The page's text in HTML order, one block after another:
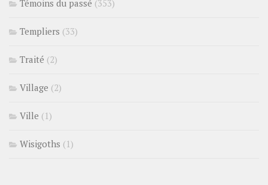
Témoins du passé (353)
Templiers (33)
Traité (2)
Village (2)
Ville (1)
Wisigoths (1)